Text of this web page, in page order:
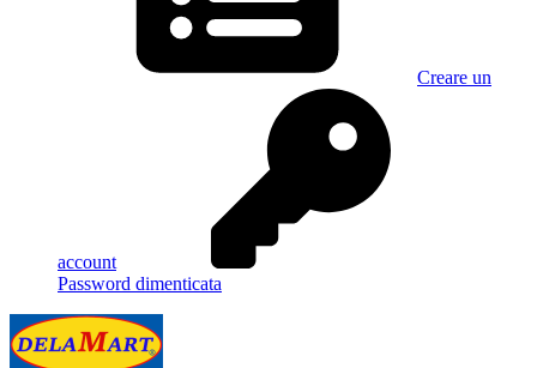
Creare un
account
Password dimenticata